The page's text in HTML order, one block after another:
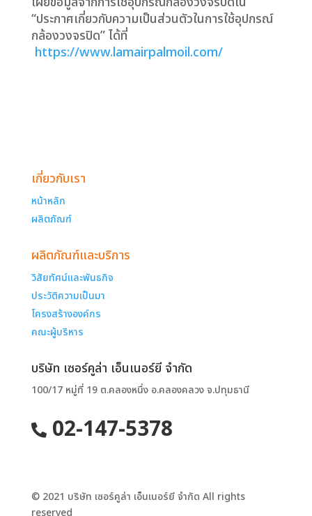
“ประกาศเกี่ยวกับความเป็นส่วนตัวในการใช้อุปกรณ์
กล้องวงจรปิด” ได้ที่
https://www.lamairpalmoil.com/
เกี่ยวกับเรา
หน้าหลัก
ผลิตภัณฑ์
ผลิตภัณฑ์และบริการ
วิสัยทัศน์และพันธกิจ
ประวัติความเป็นมา
โครงสร้างองค์กร
คณะผู้บริหาร
บริษัท เซอร์คูล่า เอ็นเนอร์ยี จำกัด
100/17 หมู่ที่ 19 ต.คลองหนึ่ง อ.คลองคลวง จ.ปทุมธานี
02-147-5378
© 2021 บริษัท เซอร์คูล่า เอ็นเนอร์ยี จำกัด All rights
reserved